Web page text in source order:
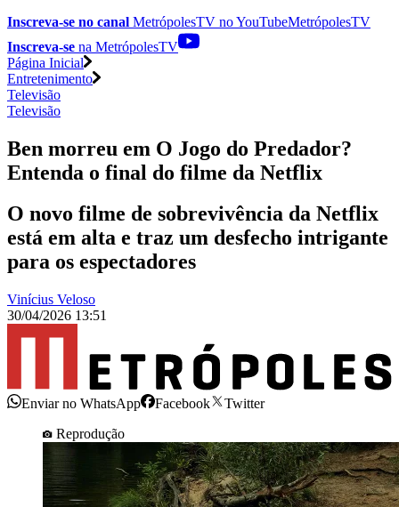
Inscreva-se no canal MetrópolesTV noYouTubeMetrópolesTV
Inscreva-se na MetrópolesTV
Página Inicial
Entretenimento
Televisão
Televisão
Ben morreu em O Jogo do Predador?
Entenda o final do filme da Netflix
O novo filme de sobrevivência da Netflix
está em alta e traz um desfecho intrigante
para os espectadores
Vinícius Veloso
30/04/2026 13:51
Enviar no WhatsApp Facebook
Twitter
Reprodução